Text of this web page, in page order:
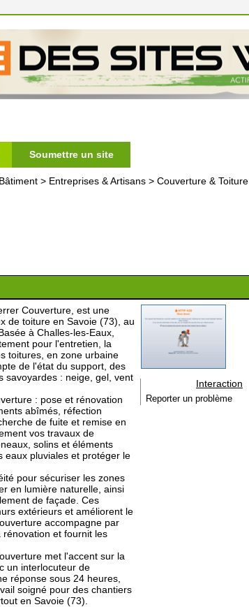
Soumettre un site
> Entreprises & Artisans > Couverture & Toiture
Couverture, est une
de toiture en Savoie (73), au
à Challes-les-Eaux,
pour l'entretien, la
toitures, en zone urbaine
de l'état du support, des
savoyardes : neige, gel, vent
: pose et rénovation
abîmés, réfection
de fuite et remise en
vos travaux de
solins et éléments
eaux pluviales et protéger le
pour sécuriser les zones
en lumière naturelle, ainsi
de façade. Ces
extérieurs et améliorent le
accompagne par
et fournit les
met l'accent sur la
un interlocuteur de
réponse sous 24 heures,
soigné pour des chantiers
en Savoie (73).
Interaction
Reporter un problème